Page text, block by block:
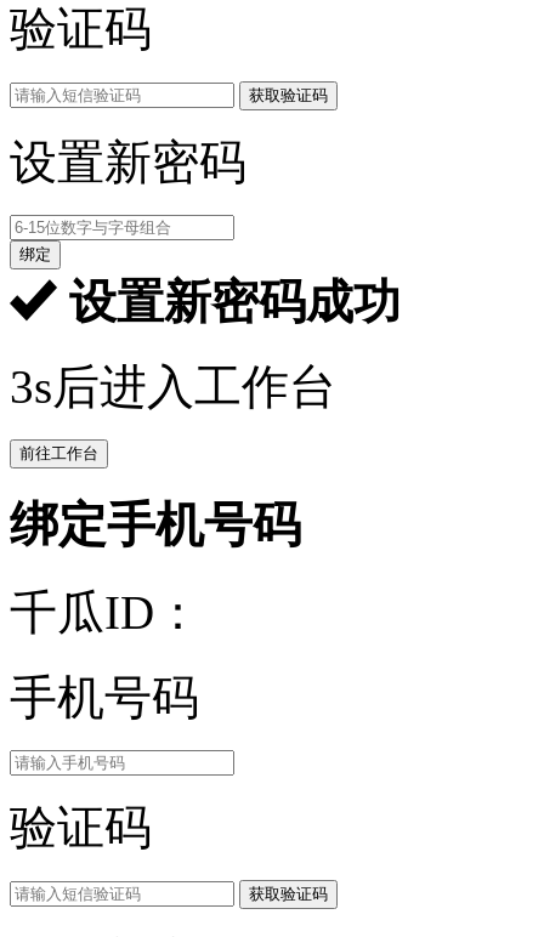
验证码
获取验证码
设置新密码
绑定
设置新密码成功
3s后进入工作台
前往工作台
绑定手机号码
千瓜ID：
手机号码
验证码
获取验证码